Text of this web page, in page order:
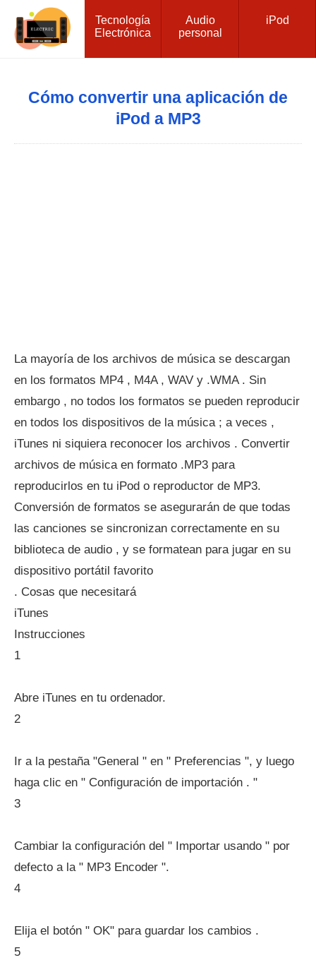
Tecnología
Electrónica
Audio
personal
iPod
Cómo convertir una aplicación de
iPod a MP3
La mayoría de los archivos de música se descargan
en los formatos MP4 , M4A , WAV y .WMA . Sin
embargo , no todos los formatos se pueden reproducir
en todos los dispositivos de la música ; a veces ,
iTunes ni siquiera reconocer los archivos . Convertir
archivos de música en formato .MP3 para
reproducirlos en tu iPod o reproductor de MP3.
Conversión de formatos se asegurarán de que todas
las canciones se sincronizan correctamente en su
biblioteca de audio , y se formatean para jugar en su
dispositivo portátil favorito
. Cosas que necesitará
iTunes
Instrucciones
1
Abre iTunes en tu ordenador.
2
Ir a la pestaña "General " en " Preferencias ", y luego
haga clic en " Configuración de importación . "
3
Cambiar la configuración del " Importar usando " por
defecto a la " MP3 Encoder ".
4
Elija el botón " OK" para guardar los cambios .
5